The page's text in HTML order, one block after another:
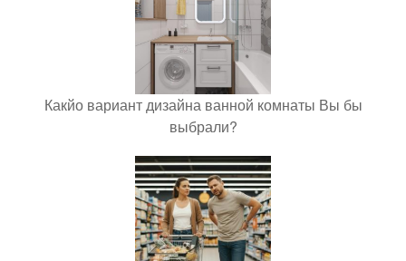
Какйо вариант дизайна ванной комнаты Вы бы
выбрали?